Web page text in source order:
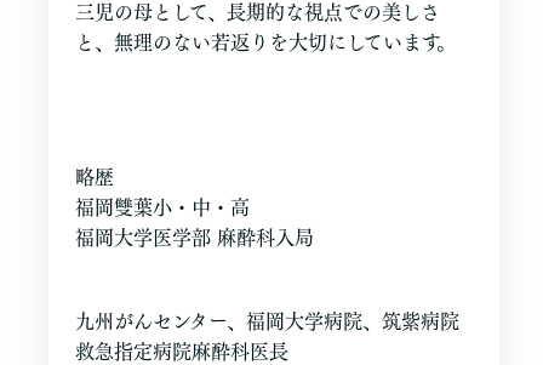
三児の母として、長期的な視点での美しさ
と、無理のない若返りを大切にしています。
略歴
福岡雙葉小・中・高
福岡大学医学部 麻酔科入局
九州がんセンター、福岡大学病院、筑紫病院
救急指定病院麻酔科医長